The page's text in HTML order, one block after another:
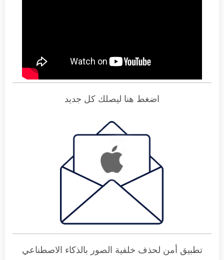
اضغط هنا ليصلك كل جديد
تطبيق أمن لحذف خلفية الصور بالذكاء الاصطناعي